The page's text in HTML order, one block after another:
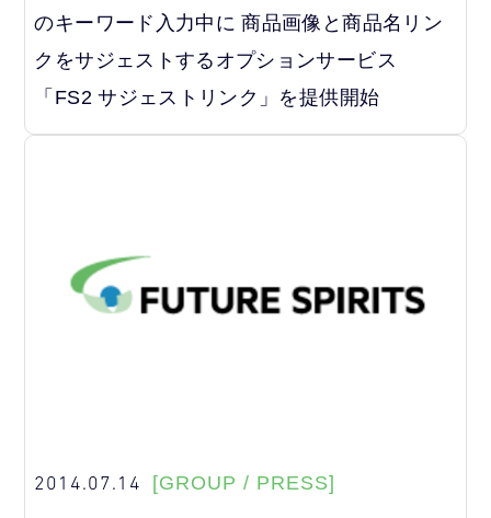
のキーワード入力中に 商品画像と商品名リン
クをサジェストするオプションサービス
「FS2 サジェストリンク」を提供開始
2014.07.14 [GROUP / PRESS]